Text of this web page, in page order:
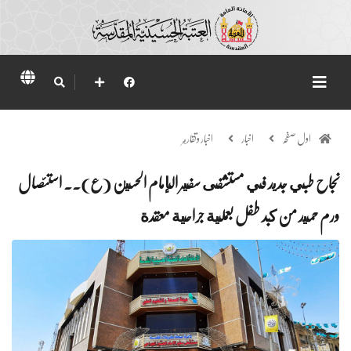
اول صفحہ اخبار اخبار وتقارير
نجاح طبي جديد في مستشفى سفير الإمام الحسين (ع).. استئصال
ورم حميد من كبد طفل بعملية جراحية معقدة